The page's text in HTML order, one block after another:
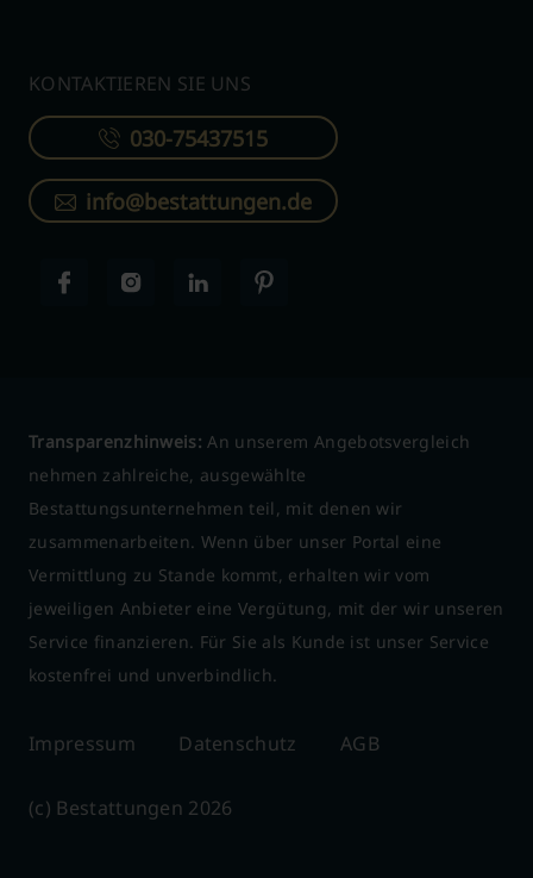
KONTAKTIEREN SIE UNS
030-75437515
info@bestattungen.de
Transparenzhinweis: An unserem Angebotsvergleich
nehmen zahlreiche, ausgewählte
Bestattungsunternehmen teil, mit denen wir
zusammenarbeiten. Wenn über unser Portal eine
Vermittlung zu Stande kommt, erhalten wir vom
jeweiligen Anbieter eine Vergütung, mit der wir unseren
Service finanzieren. Für Sie als Kunde ist unser Service
kostenfrei und unverbindlich.
Impressum Datenschutz AGB
(c) Bestattungen 2026